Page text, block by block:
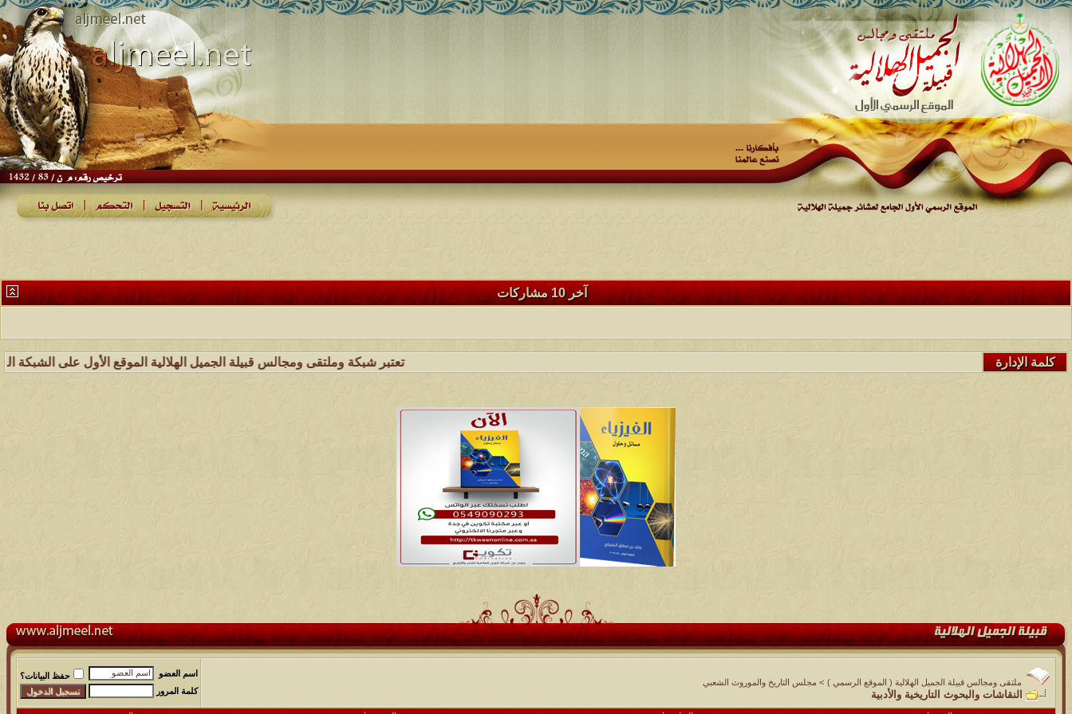
آخر 10 مشاركات
تعتبر شبكة وملتقى ومجالس قبيلة الجميل الهلالية الموقع الأول على الشبكة العنكبوتية كلمة الإدارة
ملتقى ومجالس قبيلة الجميل الهلالية ( الموقع الرسمي ) > مجلس التاريخ والموروث الشعبي
النقاشات والبحوث التاريخية والأدبية
اسم العضو
حفظ البيانات؟
كلمة المرور